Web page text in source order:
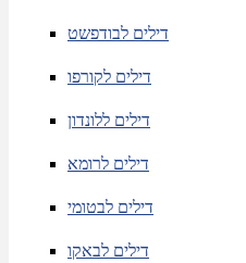
דילים לבודפשט
דילים לקורפו
דילים ללונדון
דילים לרומא
דילים לבטומי
דילים לבאקו